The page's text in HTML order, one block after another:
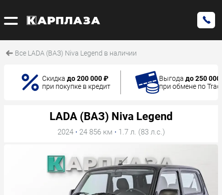
Все LADA (ВАЗ) Niva Legend в наличии
Скидка до 200 000 ₽
при покупке в кредит
Выгода до 250
при обмене по
LADA (ВАЗ) Niva Legend
2024 · 24 856 км · 1.7 л. (83 л.с.)